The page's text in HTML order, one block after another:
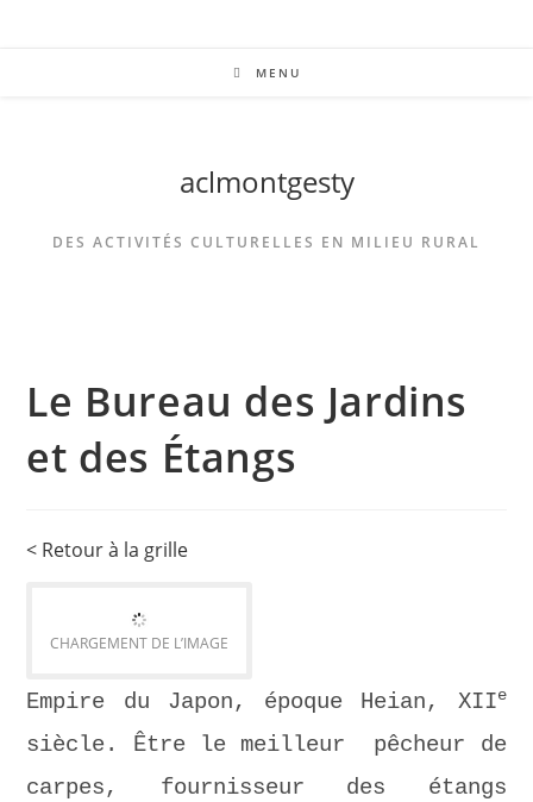
MENU
aclmontgesty
DES ACTIVITÉS CULTURELLES EN MILIEU RURAL
Le Bureau des Jardins
et des Étangs
< Retour à la grille
CHARGEMENT DE L’IMAGE
Empire du Japon, époque Heian, XIIe
siècle. Être le meilleur pêcheur de
carpes, fournisseur des étangs